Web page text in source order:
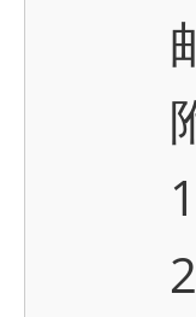
邮
附
1.
2.